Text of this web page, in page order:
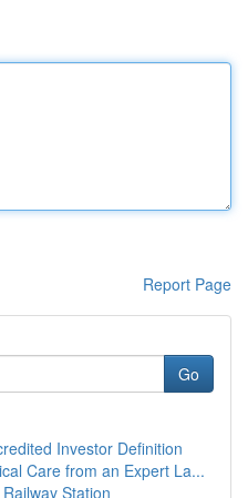
Report Page
Go
Investor Definition
Care from an Expert La...
Station